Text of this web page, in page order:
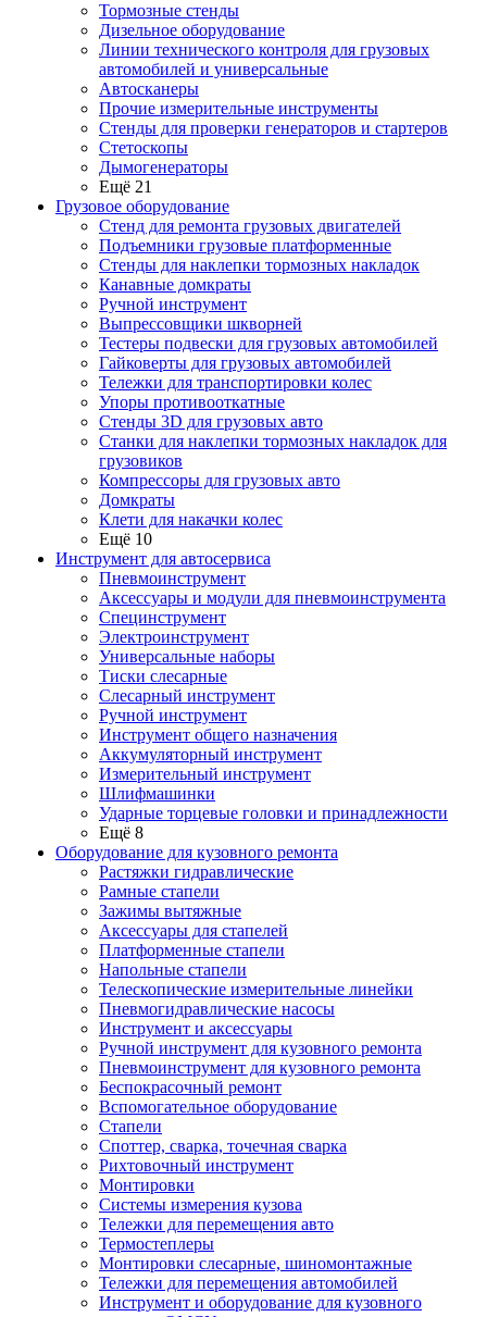
Тормозные стенды
Дизельное оборудование
Линии технического контроля для грузовых
автомобилей и универсальные
Автосканеры
Прочие измерительные инструменты
Стенды для проверки генераторов и стартеров
Стетоскопы
Дымогенераторы
Ещё 21
Грузовое оборудование
Стенд для ремонта грузовых двигателей
Подъемники грузовые платформенные
Стенды для наклепки тормозных накладок
Канавные домкраты
Ручной инструмент
Выпрессовщики шкворней
Тестеры подвески для грузовых автомобилей
Гайковерты для грузовых автомобилей
Тележки для транспортировки колес
Упоры противооткатные
Стенды 3D для грузовых авто
Станки для наклепки тормозных накладок для
грузовиков
Компрессоры для грузовых авто
Домкраты
Клети для накачки колес
Ещё 10
Инструмент для автосервиса
Пневмоинструмент
Аксессуары и модули для пневмоинструмента
Специнструмент
Электроинструмент
Универсальные наборы
Тиски слесарные
Слесарный инструмент
Ручной инструмент
Инструмент общего назначения
Аккумуляторный инструмент
Измерительный инструмент
Шлифмашинки
Ударные торцевые головки и принадлежности
Ещё 8
Оборудование для кузовного ремонта
Растяжки гидравлические
Рамные стапели
Зажимы вытяжные
Аксессуары для стапелей
Платформенные стапели
Напольные стапели
Телескопические измерительные линейки
Пневмогидравлические насосы
Инструмент и аксессуары
Ручной инструмент для кузовного ремонта
Пневмоинструмент для кузовного ремонта
Беспокрасочный ремонт
Вспомогательное оборудование
Стапели
Споттер, сварка, точечная сварка
Рихтовочный инструмент
Монтировки
Системы измерения кузова
Тележки для перемещения авто
Термостеплеры
Монтировки слесарные, шиномонтажные
Тележки для перемещения автомобилей
Инструмент и оборудование для кузовного